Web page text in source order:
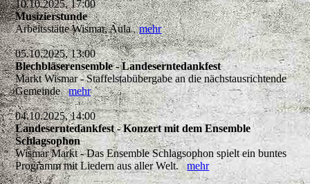
10.10.2025, 17:00
Musizierstunde
Arbeitsstätte Wismar, Aulamehr
05.10.2025, 13:00
Blechbläserensemble - Landeserntedankfest
Markt Wismar - Staffelstabübergabe an die nächstausrichtende
Gemeindemehr
04.10.2025, 14:00
Landeserntedankfest - Konzert mit dem Ensemble
Schlagsophon
Wismar Markt - Das Ensemble Schlagsophon spielt ein buntes
Programm mit Liedern aus aller Welt.mehr